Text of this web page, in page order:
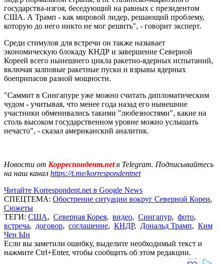
государства-изгоя, беседующий на равных с президентом
США. А Трамп - как мировой лидер, решающий проблему,
которую до него никто не мог решить", - говорит эксперт.
Среди стимулов для встречи он также называет
экономическую блокаду КНДР и завершение Северной
Кореей всего нынешнего цикла ракетно-ядерных испытаний,
включая залповые ракетные пуски и взрывы ядерных
боеприпасов разной мощности.
"Саммит в Сингапуре уже можно считать дипломатическим
чудом - учитывая, что менее года назад его нынешние
участники обменивались такими "любезностями", какие на
столь высоком государственном уровне можно услышать
нечасто", - сказал американский аналитик.
Новости от Корреспондент.netв Telegram. Подписывайтесь
на наш канал https://t.me/korrespondentnet
Читайте Korrespondent.net в Google News
СПЕЦТЕМА: Обострение ситуации вокруг Северной Кореи,
Сюжеты
ТЕГИ: США, Северная Корея, видео, Сингапур, фото,
встреча, договор, соглашение, КНДР, Дональд Трамп, Ким
Чен Ын
Если вы заметили ошибку, выделите необходимый текст и
нажмите Ctrl+Enter, чтобы сообщить об этом редакции.